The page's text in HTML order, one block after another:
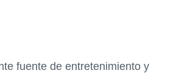
fuente de entretenimiento y